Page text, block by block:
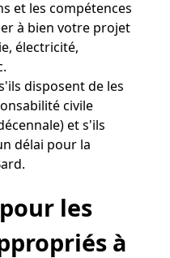
et les compétences
à bien votre projet
électricité,
disposent de les
civile
et s'ils
délai pour la
les
à